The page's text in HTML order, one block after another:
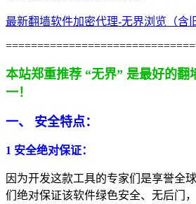
最新翻墙软件加密代理-无界浏览（含
本站郑重推荐 “无界” 是最好的翻
一！
一、 安全特点：
1 安全绝对保证：
因为开发这款工具的专家们是享誉全
们绝对保证该软件绿色安全、无后门